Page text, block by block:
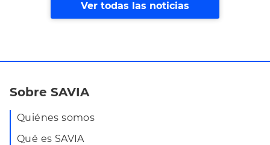
Ver todas las noticias
Sobre SAVIA
Quiénes somos
Qué es SAVIA